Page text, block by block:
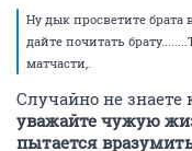
Ну дык просветите брата
дайте почитать
матчасти,.
Случайно не знаете
уважайте чужую
пытается